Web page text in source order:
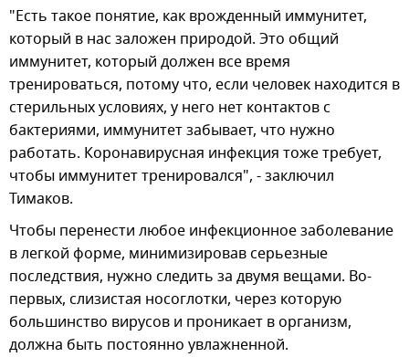
"Есть такое понятие, как врожденный иммунитет,
который в нас заложен природой. Это общий
иммунитет, который должен все время
тренироваться, потому что, если человек находится в
стерильных условиях, у него нет контактов с
бактериями, иммунитет забывает, что нужно
работать. Коронавирусная инфекция тоже требует,
чтобы иммунитет тренировался", - заключил
Тимаков.
Чтобы перенести любое инфекционное заболевание
в легкой форме, минимизировав серьезные
последствия, нужно следить за двумя вещами. Во-
первых, слизистая носоглотки, через которую
большинство вирусов и проникает в организм,
должна быть постоянно увлажненной.